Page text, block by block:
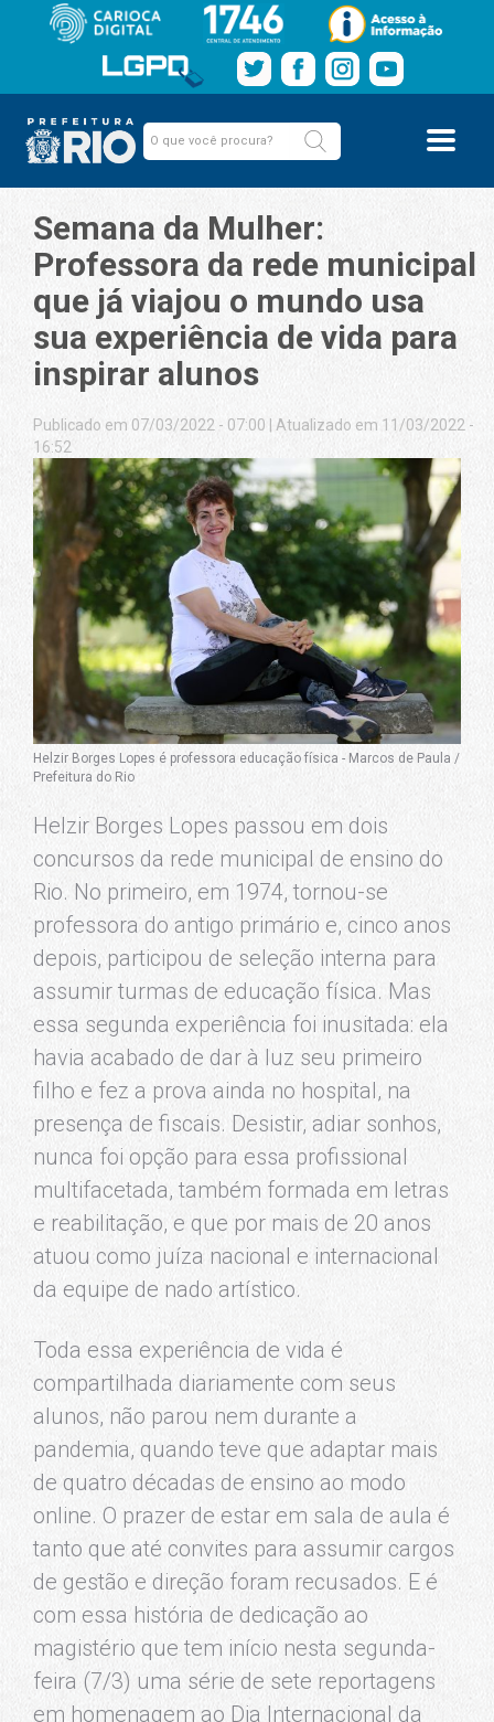
Semana da Mulher:
Professora da rede municipal
que já viajou o mundo usa
sua experiência de vida para
inspirar alunos
Publicado em 07/03/2022 - 07:00
Atualizado em 11/03/2022 -
16:52
Helzir Borges Lopes é professora educação física - Marcos de Paula /
Prefeitura do Rio
Helzir Borges Lopes passou em dois
concursos da rede municipal de ensino do
Rio. No primeiro, em 1974, tornou-se
professora do antigo primário e, cinco anos
depois, participou de seleção interna para
assumir turmas de educação física. Mas
essa segunda experiência foi inusitada: ela
havia acabado de dar à luz seu primeiro
filho e fez a prova ainda no hospital, na
presença de fiscais. Desistir, adiar sonhos,
nunca foi opção para essa profissional
multifacetada, também formada em letras
e reabilitação, e que por mais de 20 anos
atuou como juíza nacional e internacional
da equipe de nado artístico.
Toda essa experiência de vida é
compartilhada diariamente com seus
alunos, não parou nem durante a
pandemia, quando teve que adaptar mais
de quatro décadas de ensino ao modo
online. O prazer de estar em sala de aula é
tanto que até convites para assumir cargos
de gestão e direção foram recusados. E é
com essa história de dedicação ao
magistério que tem início nesta segunda-
feira (7/3) uma série de sete reportagens
em homenagem ao Dia Internacional da